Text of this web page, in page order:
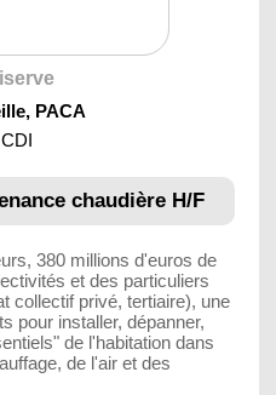
, PACA
CDI
chaudière H/F
380 millions d'euros de
et des particuliers
collectif privé, tertiaire), une
pour installer, dépanner,
de l'habitation dans
de l'air et des